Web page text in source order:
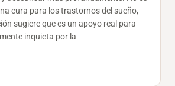
cura para los trastornos del sueño,
sugiere que es un apoyo real para
inquieta por la